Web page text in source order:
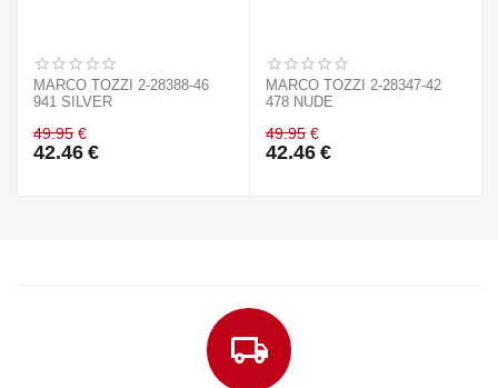
MARCO TOZZI 2-28388-46
941 SILVER
49.95 €
42.46 €
MARCO TOZZI 2-28347-42
478 NUDE
49.95 €
42.46 €